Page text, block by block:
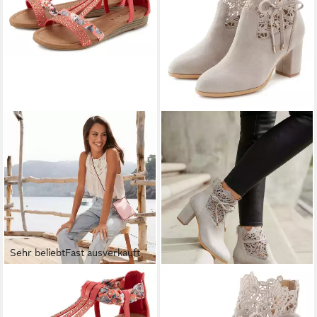
Sehr beliebtFast ausverkauft
Sommerschuh,
Sandalette, offener Schuh,
Sommerstiefelette
High-Heel-Stiefelette mit